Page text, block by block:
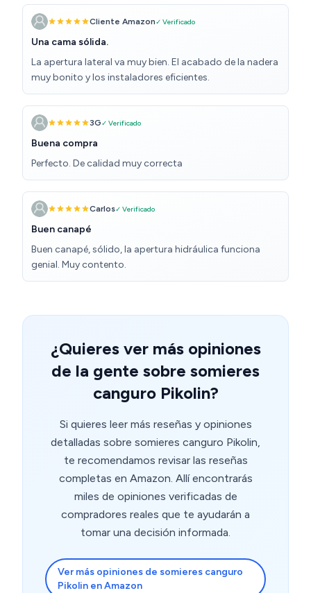
Cliente Amazon✓ Verificado
Una cama sólida.
La apertura lateral va muy bien. El acabado de la nadera
muy bonito y los instaladores eficientes.
3G✓ Verificado
Buena compra
Perfecto. De calidad muy correcta
Carlos✓ Verificado
Buen canapé
Buen canapé, sólido, la apertura hidráulica funciona
genial. Muy contento.
¿Quieres ver más opiniones
de la gente sobre somieres
canguro Pikolin?
Si quieres leer más reseñas y opiniones
detalladas sobre somieres canguro Pikolin,
te recomendamos revisar las reseñas
completas en Amazon. Allí encontrarás
miles de opiniones verificadas de
compradores reales que te ayudarán a
tomar una decisión informada.
Ver más opiniones de somieres canguro
Pikolin en Amazon